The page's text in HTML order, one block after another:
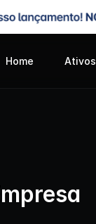
Home Ativos